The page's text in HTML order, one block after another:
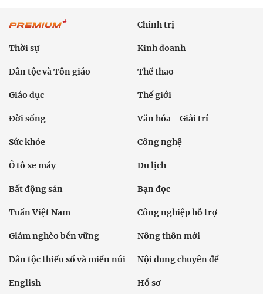
Chính trị
Thời sự Kinh doanh
Dân tộc và Tôn giáo Thể thao
Giáo dục Thế giới
Đời sống Văn hóa - Giải trí
Sức khỏe Công nghệ
Ô tô xe máy Du lịch
Bất động sản Bạn đọc
Tuần Việt Nam Công nghiệp hỗ trợ
Giảm nghèo bền vững Nông thôn mới
Dân tộc thiểu số và miền núi Nội dung chuyên đề
English Hồ sơ